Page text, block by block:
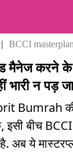
| BCCI
मैनेज करने
भारी न पड़
Bumrah
इसी बीच
अब ये